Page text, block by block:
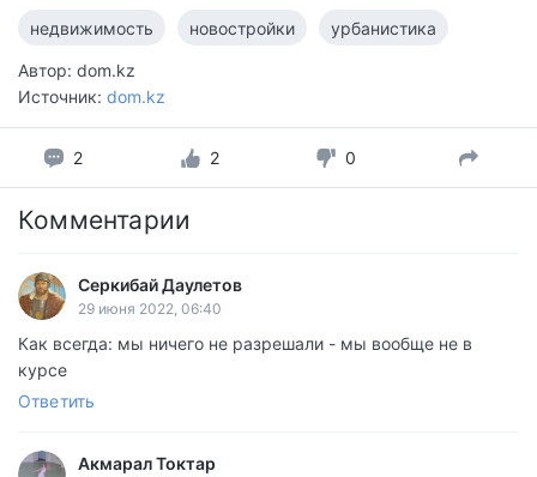
недвижимость новостройки урбанистика
Автор: dom.kz
Источник: dom.kz
2 2 0
Комментарии
Серкибай Даулетов
29 июня 2022, 06:40
Как всегда: мы ничего не разрешали - мы вообще не в
курсе
Ответить
Акмарал Токтар